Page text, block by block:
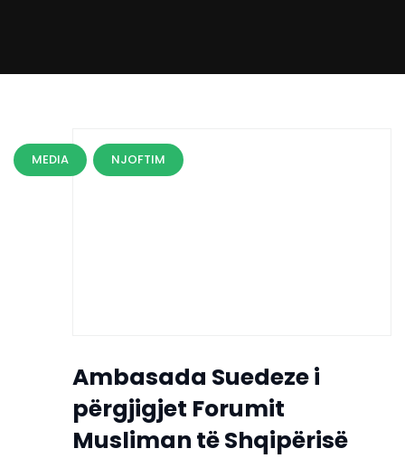
MEDIA NJOFTIM
Ambasada Suedeze i
përgjigjet Forumit
Musliman të Shqipërisë